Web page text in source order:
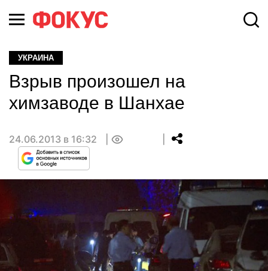
УКРАИНА
Взрыв произошел на
химзаводе в Шанхае
24.06.2013 в 16:32